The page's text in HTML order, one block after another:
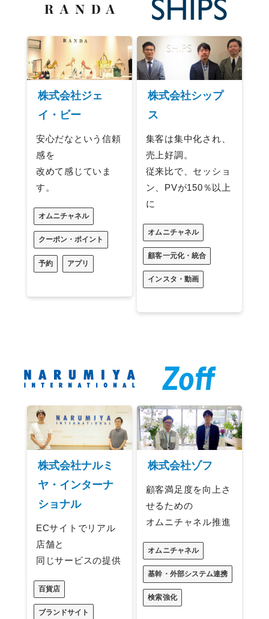
株式会社ジェ
イ・ビー
安心だなという信頼
感を
改めて感じていま
す。
オムニチャネル
クーポン・ポイント
予約 アプリ
株式会社シップ
ス
集客は集中化され、
売上好調。
従来比で、セッショ
ン、PVが150％以上
に
オムニチャネル
顧客一元化・統合
インスタ・動画
株式会社ナルミ
ヤ・インターナ
ショナル
ECサイトでリアル
店舗と
同じサービスの提供
百貨店
ブランドサイト
株式会社ゾフ
顧客満足度を向上さ
せるための
オムニチャネル推進
オムニチャネル
基幹・外部システム連携
検索強化